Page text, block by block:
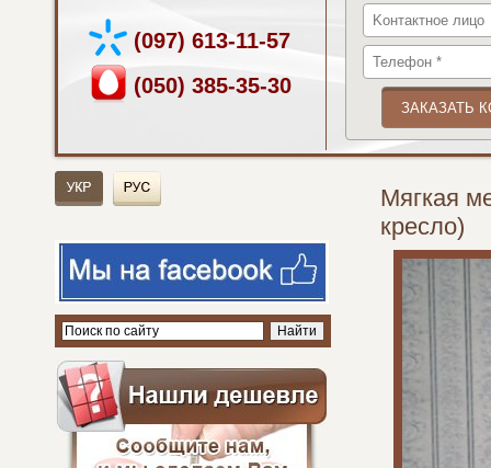
(097) 613-11-57
(050) 385-35-30
Мягкая
кресло)